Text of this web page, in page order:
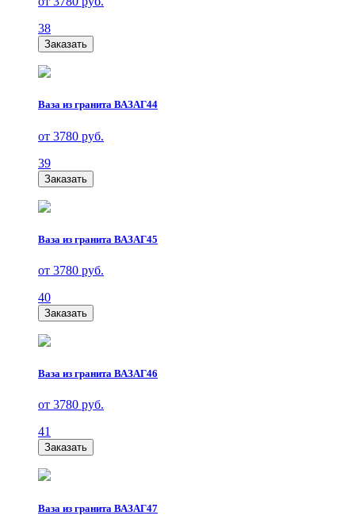
38
Заказать
Ваза из гранита ВАЗАГ44
от 3780 руб.
39
Заказать
Ваза из гранита ВАЗАГ45
от 3780 руб.
40
Заказать
Ваза из гранита ВАЗАГ46
от 3780 руб.
41
Заказать
Ваза из гранита ВАЗАГ47